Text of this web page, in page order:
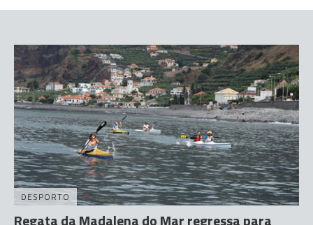
DESPORTO
Regata da Madalena do Mar regressa para